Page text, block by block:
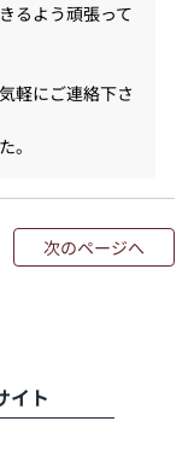
るよう頑張って
軽にご連絡下さ
。
次のページへ
イト